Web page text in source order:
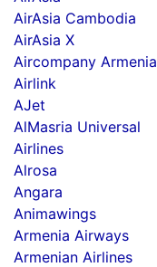
AirAsia Cambodia
AirAsia X
Aircompany Armenia
Airlink
AJet
AlMasria Universal
Airlines
Alrosa
Angara
Animawings
Armenia Airways
Armenian Airlines